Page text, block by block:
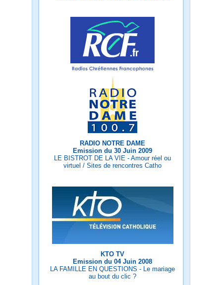
RADIO NOTRE DAME
Emission du 30 Juin 2009
LE BISTROT DE LA VIE - Amour réel ou
virtuel / Sites de rencontres Catho
KTO TV
Emission du 04 Juin 2008
LA FAMILLE EN QUESTIONS - Le mariage
au bout du clic ?